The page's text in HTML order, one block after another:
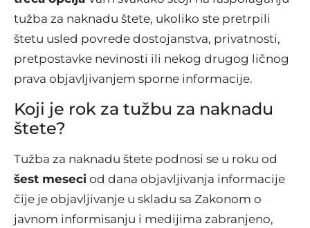
tužba za naknadu štete, ukoliko ste pretrpili
štetu usled povrede dostojanstva, privatnosti,
pretpostavke nevinosti ili nekog drugog ličnog
prava objavljivanjem sporne informacije.
Koji je rok za tužbu za naknadu
štete?
Tužba za naknadu štete podnosi se u roku od
šest meseci od dana objavljivanja informacije
čije je objavljivanje u skladu sa Zakonom o
javnom informisanju i medijima zabranjeno,